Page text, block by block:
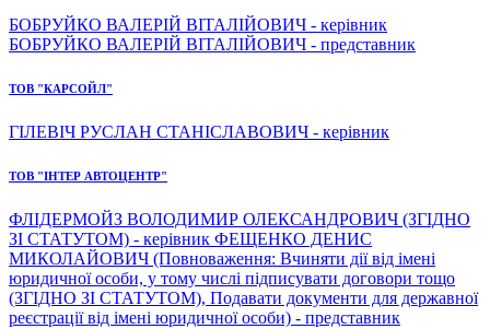
БОБРУЙКО ВАЛЕРІЙ ВІТАЛІЙОВИЧ - керівник
БОБРУЙКО ВАЛЕРІЙ ВІТАЛІЙОВИЧ - представник
ТОВ "КАРСОЙЛ"
ГІЛЕВІЧ РУСЛАН СТАНІСЛАВОВИЧ - керівник
ТОВ "ІНТЕР АВТОЦЕНТР"
ФЛІДЕРМОЙЗ ВОЛОДИМИР ОЛЕКСАНДРОВИЧ (ЗГІДНО
ЗІ СТАТУТОМ) - керівник ФЕЩЕНКО ДЕНИС
МИКОЛАЙОВИЧ (Повноваження: Вчиняти дії від імені
юридичної особи, у тому числі підписувати договори тощо
(ЗГІДНО ЗІ СТАТУТОМ), Подавати документи для державної
реєстрації від імені юридичної особи) - представник